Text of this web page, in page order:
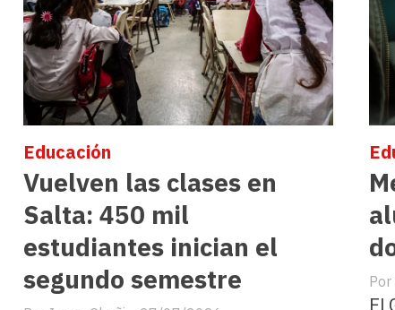
Vuelven las clases en
Salta: 450 mil
estudiantes inician el
segundo semestre
Educación